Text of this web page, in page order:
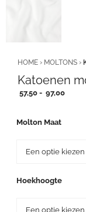
HOME › MOLTONS ›
Katoenen
57,50 - 97,00
Molton Maat
Hoekhoogte